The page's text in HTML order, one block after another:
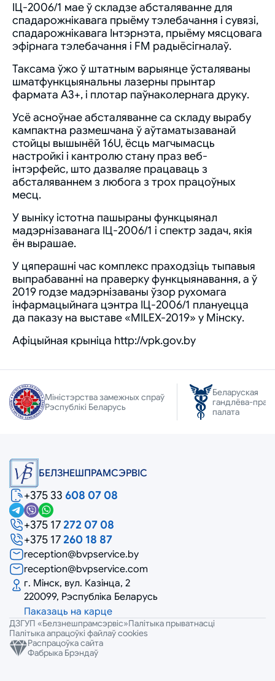
ІЦ-2006/1 мае ў складзе абсталяванне для
спадарожнікавага прыёму тэлебачання і сувязі,
спадарожнікавага Інтэрнэта, прыёму мясцовага
эфірнага тэлебачання і FM радыёсігналаў.
Таксама ўжо ў штатным варыянце ўсталяваны
шматфункцыянальны лазерны прынтар
фармата А3+, і плотар паўнаколернага друку.
Усё асноўнае абсталяванне са складу вырабу
кампактна размешчана ў аўтаматызаванай
стойцы вышынёй 16U, ёсць магчымасць
настройкі і кантролю стану праз веб-
інтэрфейс, што дазваляе працаваць з
абсталяваннем з любога з трох працоўных
месц.
У выніку істотна пашыраны функцыянал
мадэрнізаванага ІЦ-2006/1 і спектр задач, якія
ён вырашае.
У цяперашні час комплекс праходзіць тыпавыя
выпрабаванні на праверку функцыянавання, а ў
2019 годзе мадэрнізаваны ўзор рухомага
інфармацыйнага цэнтра ІЦ-2006/1 плануецца
да паказу на выставе «MILEX-2019» у Мінску.
Афіцыйная крыніца http://vpk.gov.by
Міністэрства замежных спраў
Рэспублікі Беларусь
Беларуская
гандлёва-
палата
БЕЛЗНЕШПРАМСЭРВIС
+375 33 608 07 08
+375 17 272 07 08
+375 17 260 18 87
reception@bvpservice.by
reception@bvpservice.com
г. Мінск, вул. Казінца, 2
220099, Рэспубліка Беларусь
Паказаць на карце
ДЗГУП «Белзнешпрамсэрвіс»Палітыка прыватнасці
Палітыка апрацоўкі файлаў cookies
Распрацоўка сайта
Фабрыка Брэндаў